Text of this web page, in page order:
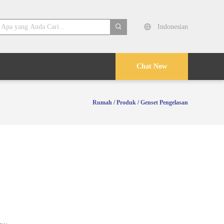
Indonesian
Chat Now
Rumah /Produk /Genset Pengelasan